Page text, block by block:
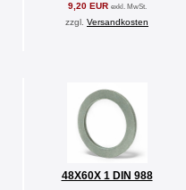
9,20 EUR exkl. MwSt.
zzgl. Versandkosten
48X60X 1 DIN 988